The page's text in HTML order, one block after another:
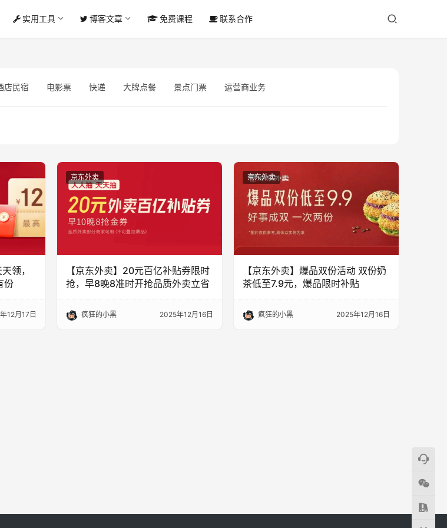
实用工具 博客文章 免费课程 联系合作
店民宿 电影票 快递 大牌点餐 景点门票 运营商业务
领，
份
12月17日
京东外卖
【京东外卖】20元百亿补贴券限时
抢，早8晚8准时开抢品质外卖立省
疯狂的小黑 2025年12月16日
京东外卖
【京东外卖】爆品双份活动 双份奶
茶低至7.9元，爆品限时补贴
疯狂的小黑 2025年12月16日